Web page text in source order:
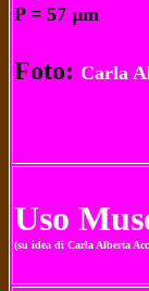
P = 57 µm
Foto: Carla
Uso
(su idea di Carla Alberta